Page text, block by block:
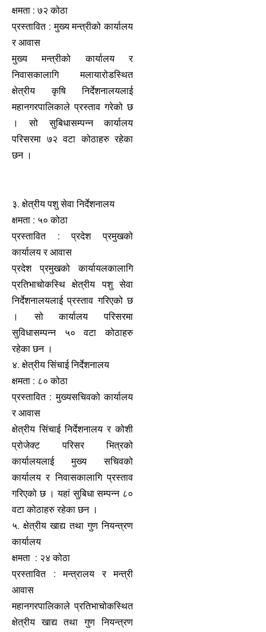
क्षमता : ७२ कोठा
प्रस्तावित : मुख्य मन्त्रीको कार्यालय
र आवास
मुख्य मन्त्रीको कार्यालय र
निवासकालागि मलायारोडस्थित
क्षेत्रीय कृषि निर्देशनालयलाई
महानगरपालिकाले प्रस्ताव गरेको छ
। सो सुबिधासम्पन्न कार्यालय
परिसरमा ७२ वटा कोठाहरु रहेका
छन ।
३. क्षेत्रीय पशु सेवा निर्देशनालय
क्षमता : ५० कोठा
प्रस्तावित : प्रदेश प्रमुखको
कार्यालय र आवास
प्रदेश प्रमुखको कार्यायलकालागि
प्रतिभाचोकस्थि क्षेत्रीय पशु सेवा
निर्देशनालयलाई प्रस्ताव गरिएको छ
। सो कार्यालय परिसरमा
सुविधासम्पन्न ५० वटा कोठाहरु
रहेका छन ।
४. क्षेत्रीय सिंचाई निर्देशनालय
क्षमता : ८० कोठा
प्रस्तावित : मुख्यसचिवको कार्यालय
र आवास
क्षेत्रीय सिंचाई निर्देशनालय र कोशी
प्रोजेक्ट परिसर भित्रको
कार्यालयलाई मुख्य सचिवको
कार्यालय र निवासकालागि प्रस्ताव
गरिएको छ । यहां सुबिधा सम्पन्न ८०
वटा कोठाहरु रहेका छन ।
५. क्षेत्रीय खाद्य तथा गुण नियन्त्रण
कार्यालय
क्षमता : २४ कोठा
प्रस्तावित : मन्त्रालय र मन्त्री
आवास
महानगरपालिकाले प्रतिभाचोकस्थित
क्षेत्रीय खाद्य तथा गुण नियन्त्रण